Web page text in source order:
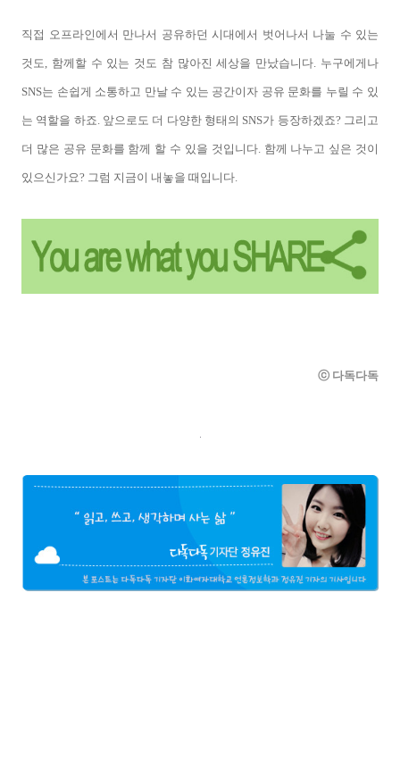
직접 오프라인에서 만나서 공유하던 시대에서 벗어나서 나눌 수 있는
것도, 함께할 수 있는 것도 참 많아진 세상을 만났습니다. 누구에게나
SNS는 손쉽게 소통하고 만날 수 있는 공간이자 공유 문화를 누릴 수 있
는 역할을 하죠. 앞으로도 더 다양한 형태의 SNS가 등장하겠죠? 그리고
더 많은 공유 문화를 함께 할 수 있을 것입니다. 함께 나누고 싶은 것이
있으신가요? 그럼 지금이 내놓을 때입니다.
ⓒ 다독다독